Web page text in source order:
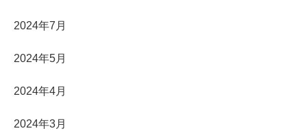
2024年7月
2024年5月
2024年4月
2024年3月